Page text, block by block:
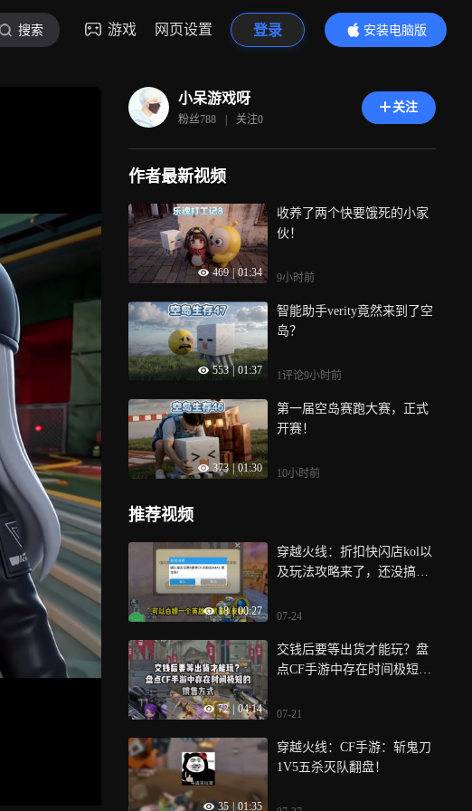
搜索 游戏 网页设置 登录
安装电脑版
内容更精彩
小呆游戏呀
粉丝788 | 关注0
关注
作者最新视频
469 | 01:34
收养了两个快要饿死的小家
伙！
9小时前
553 | 01:37
智能助手verity竟然来到了空
岛？
1评论9小时前
373 01:30
第一届空岛赛跑大赛，正式
开赛！
10小时前
推荐视频
18 | 00:27
穿越火线：折扣快闪店kol以
及玩法攻略来了，还没搞的
07-24
72 04:14
交钱后要等出货才能玩？盘
点CF手游中存在时间极短的
07-21
35 01:35
穿越火线：CF手游：斩鬼刀
1V5五杀灭队翻盘！